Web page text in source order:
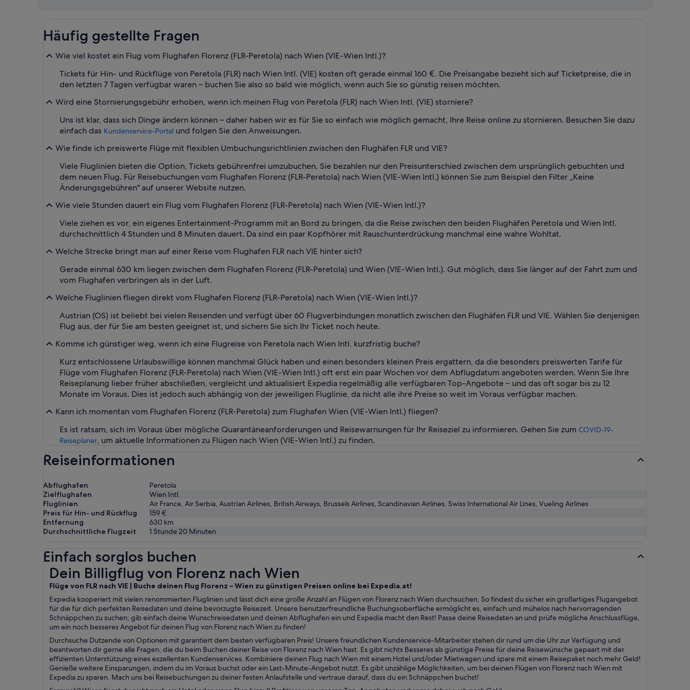
Häufig gestellte Fragen
Wie viel kostet ein Flug vom Flughafen Florenz (FLR-Peretola) nach Wien (VIE-Wien Intl.)?
Tickets für Hin- und Rückflüge von Peretola (FLR) nach Wien Intl. (VIE) kosten oft gerade einmal 160 €. Die Preisangabe bezieht sich auf Ticketpreise, die in
den letzten 7 Tagen verfügbar waren – buchen Sie also so bald wie möglich, wenn auch Sie so günstig reisen möchten.
Wird eine Stornierungsgebühr erhoben, wenn ich meinen Flug von Peretola (FLR) nach Wien Intl. (VIE) storniere?
Uns ist klar, dass sich Dinge ändern können – daher haben wir es für Sie so einfach wie möglich gemacht, Ihre Reise online zu stornieren. Besuchen Sie dazu
einfach das Kundenservice-Portal und folgen Sie den Anweisungen.
Wie finde ich preiswerte Flüge mit flexiblen Umbuchungsrichtlinien zwischen den Flughäfen FLR und VIE?
Viele Fluglinien bieten die Option, Tickets gebührenfrei umzubuchen. Sie bezahlen nur den Preisunterschied zwischen dem ursprünglich gebuchten und
dem neuen Flug. Für Reisebuchungen vom Flughafen Florenz (FLR-Peretola) nach Wien (VIE-Wien Intl.) können Sie zum Beispiel den Filter „Keine
Änderungsgebühren" auf unserer Website nutzen.
Wie viele Stunden dauert ein Flug vom Flughafen Florenz (FLR-Peretola) nach Wien (VIE-Wien Intl.)?
Viele ziehen es vor, ein eigenes Entertainment-Programm mit an Bord zu bringen, da die Reise zwischen den beiden Flughäfen Peretola und Wien Intl.
durchschnittlich 4 Stunden und 8 Minuten dauert. Da sind ein paar Kopfhörer mit Rauschunterdrückung manchmal eine wahre Wohltat.
Welche Strecke bringt man auf einer Reise vom Flughafen FLR nach VIE hinter sich?
Gerade einmal 630 km liegen zwischen dem Flughafen Florenz (FLR-Peretola) und Wien (VIE-Wien Intl.). Gut möglich, dass Sie länger auf der Fahrt zum und
vom Flughafen verbringen als in der Luft.
Welche Fluglinien fliegen direkt vom Flughafen Florenz (FLR-Peretola) nach Wien (VIE-Wien Intl.)?
Austrian (OS) ist beliebt bei vielen Reisenden und verfügt über 60 Flugverbindungen monatlich zwischen den Flughäfen FLR und VIE. Wählen Sie denjenigen
Flug aus, der für Sie am besten geeignet ist, und sichern Sie sich Ihr Ticket noch heute.
Komme ich günstiger weg, wenn ich eine Flugreise von Peretola nach Wien Intl. kurzfristig buche?
Kurz entschlossene Urlaubswillige können manchmal Glück haben und einen besonders kleinen Preis ergattern, da die besonders preiswerten Tarife für
Flüge vom Flughafen Florenz (FLR-Peretola) nach Wien (VIE-Wien Intl.) oft erst ein paar Wochen vor dem Abflugdatum angeboten werden. Wenn Sie Ihre
Reiseplanung lieber früher abschließen, vergleicht und aktualisiert Expedia regelmäßig alle verfügbaren Top-Angebote – und das oft sogar bis zu 12
Monate im Voraus. Dies ist jedoch auch abhängig von der jeweiligen Fluglinie, da nicht alle ihre Preise so weit im Voraus verfügbar machen.
Kann ich momentan vom Flughafen Florenz (FLR-Peretola) zum Flughafen Wien (VIE-Wien Intl.) fliegen?
Es ist ratsam, sich im Voraus über mögliche Quarantäneanforderungen und Reisewarnungen für Ihr Reiseziel zu informieren. Gehen Sie zum COVID-19-
Reiseplaner, um aktuelle Informationen zu Flügen nach Wien (VIE-Wien Intl.) zu finden.
Reiseinformationen
Abflughafen
Peretola
Zielflughafen
Wien Intl.
Fluglinien
Air France, Air Serbia, Austrian Airlines, British Airways, Brussels Airlines, Scandinavian Airlines, Swiss International Air Lines, Vueling Airlines
Preis für Hin- und Rückflug
159 €
Entfernung
630 km
Durchschnittliche Flugzeit
1 Stunde 20 Minuten
Einfach sorglos buchen
Dein Billigflug von Florenz nach Wien
Flüge von FLR nach VIE | Buche deinen Flug Florenz – Wien zu günstigen Preisen online bei Expedia.at!
Expedia kooperiert mit vielen renommierten Fluglinien und lässt dich eine große Anzahl an Flügen von Florenz nach Wien durchsuchen. So findest du sicher ein großartiges Flugangebot
für die für dich perfekten Reisedaten und deine bevorzugte Reisezeit. Unsere benutzerfreundliche Buchungsoberfläche ermöglicht es, einfach und mühelos nach hervorragenden
Schnäppchen zu suchen; gib einfach deine Wunschreisedaten und deinen Abflughafen ein und Expedia macht den Rest! Passe deine Reisedaten an und prüfe mögliche Anschlussflüge,
um ein noch besseres Angebot für deinen Flug von Florenz nach Wien zu finden!
Durchsuche Dutzende von Optionen mit garantiert dem besten verfügbaren Preis! Unsere freundlichen Kundenservice-Mitarbeiter stehen dir rund um die Uhr zur Verfügung und
beantworten dir gerne alle Fragen, die du beim Buchen deiner Reise von Florenz nach Wien hast. Es gibt nichts Besseres als günstige Preise für deine Reisewünsche gepaart mit der
effizienten Unterstützung eines exzellenten Kundenservices. Kombiniere deinen Flug nach Wien mit einem Hotel und/oder Mietwagen und spare mit einem Reisepaket noch mehr Geld!
Genieße weitere Einsparungen, indem du im Voraus buchst oder ein Last-Minute-Angebot nutzt. Es gibt unzählige Möglichkeiten, um bei deinen Flügen von Florenz nach Wien mit
Expedia zu sparen. Mach uns bei Reisebuchungen zu deiner festen Anlaufstelle und vertraue darauf, dass du ein Schnäppchen buchst!
Dein Billigflug von Florenz nach Wien